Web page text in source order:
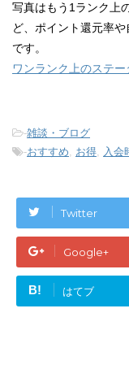
写真はもう1ランク上
ど、ポイント還元率
です。
ワンランク上のステ
-雑談・ブログ
-おすすめ, お得, 入会
Twitter
Google+
B! はてブ